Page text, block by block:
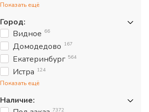
Показать ещё
Город:
Видное 66
Домодедово 167
Екатеринбург 564
Истра 124
Показать ещё
Наличие:
7372